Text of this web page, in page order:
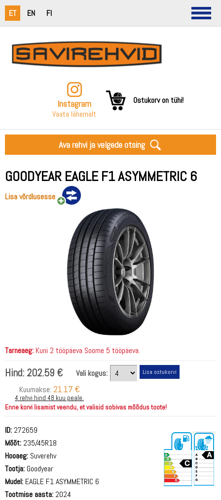
ET EN FI
Instagram
Vaata lähemalt
Ostukorv on tühi!
Ava rehvi ja velgede otsing
GOODYEAR EAGLE F1 ASYMMETRIC 6
Lisa võrdlusesse
Tarneaeg: Kuni 2 tööpäeva Soome 5 tööpäeva.
Hind: 202.59 €
Vali kogus:
Kuumakse: 21.17 €
4 rehvi hind 48 kuu peale.
Enne korvi lisamist veendu, et valisid sobivas mõõdus toote!
ID: 272659
Mõõt: 235/45R18
Hooaeg: Suverehv
Tootja: Goodyear
Mudel: EAGLE F1 ASYMMETRIC 6
Tootmise aasta: 2024